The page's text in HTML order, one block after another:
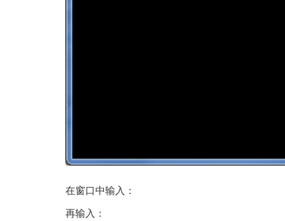
在窗口中输入：
再输入：